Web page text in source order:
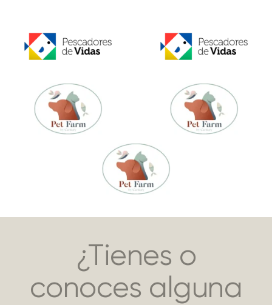
¿Tienes o
conoces alguna